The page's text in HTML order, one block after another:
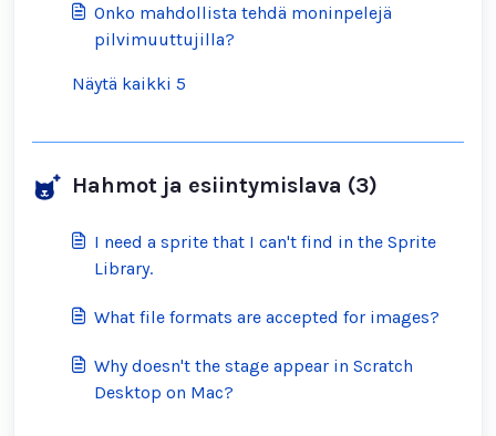
Onko mahdollista tehdä moninpelejä
pilvimuuttujilla?
Näytä kaikki 5
Hahmot ja esiintymislava (3)
I need a sprite that I can't find in the Sprite
Library.
What file formats are accepted for images?
Why doesn't the stage appear in Scratch
Desktop on Mac?